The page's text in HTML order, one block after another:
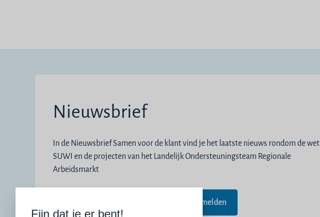
Nieuwsbrief
In de Nieuwsbrief Samen voor de klant vind je het laatste nieuws rondom de wet
SUWI en de projecten van het Landelijk Ondersteuningsteam Regionale
Arbeidsmarkt
Aanmelden
Fijn dat je er bent!